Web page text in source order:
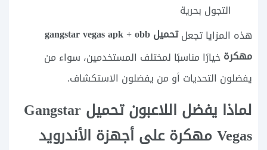
التجول بحرية
هذه المزايا تجعل
تحميل gangstar vegas apk + obb
مهكرةخيارًا مناسبًا لمختلف المستخدمين، سواء من
يفضلون التحديات أو من يفضلون الاستكشاف.
لماذا يفضل اللاعبون تحميل Gangstar
Vegas مهكرة على أجهزة الأندرويد